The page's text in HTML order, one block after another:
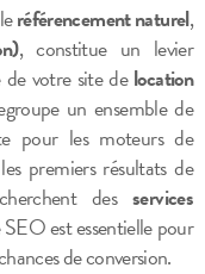
référencement naturel,
, constitue un levier
votre site delocation
un ensemble de
pour les moteurs de
premiers résultats de
desservices
est essentielle pour
de conversion.